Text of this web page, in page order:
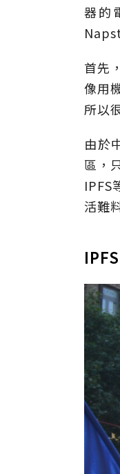
器的
首先
像用
所以
由於
區，
IPFS
活難